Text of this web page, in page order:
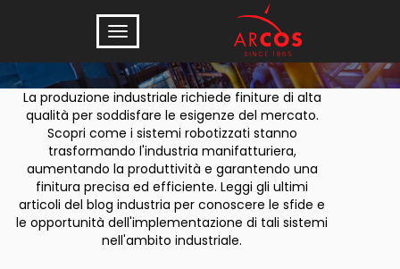
Industria
La produzione industriale richiede finiture di alta
qualità per soddisfare le esigenze del mercato.
Scopri come i sistemi robotizzati stanno
trasformando l'industria manifatturiera,
aumentando la produttività e garantendo una
finitura precisa ed efficiente. Leggi gli ultimi
articoli del blog industria per conoscere le sfide e
le opportunità dell'implementazione di tali sistemi
nell'ambito industriale.